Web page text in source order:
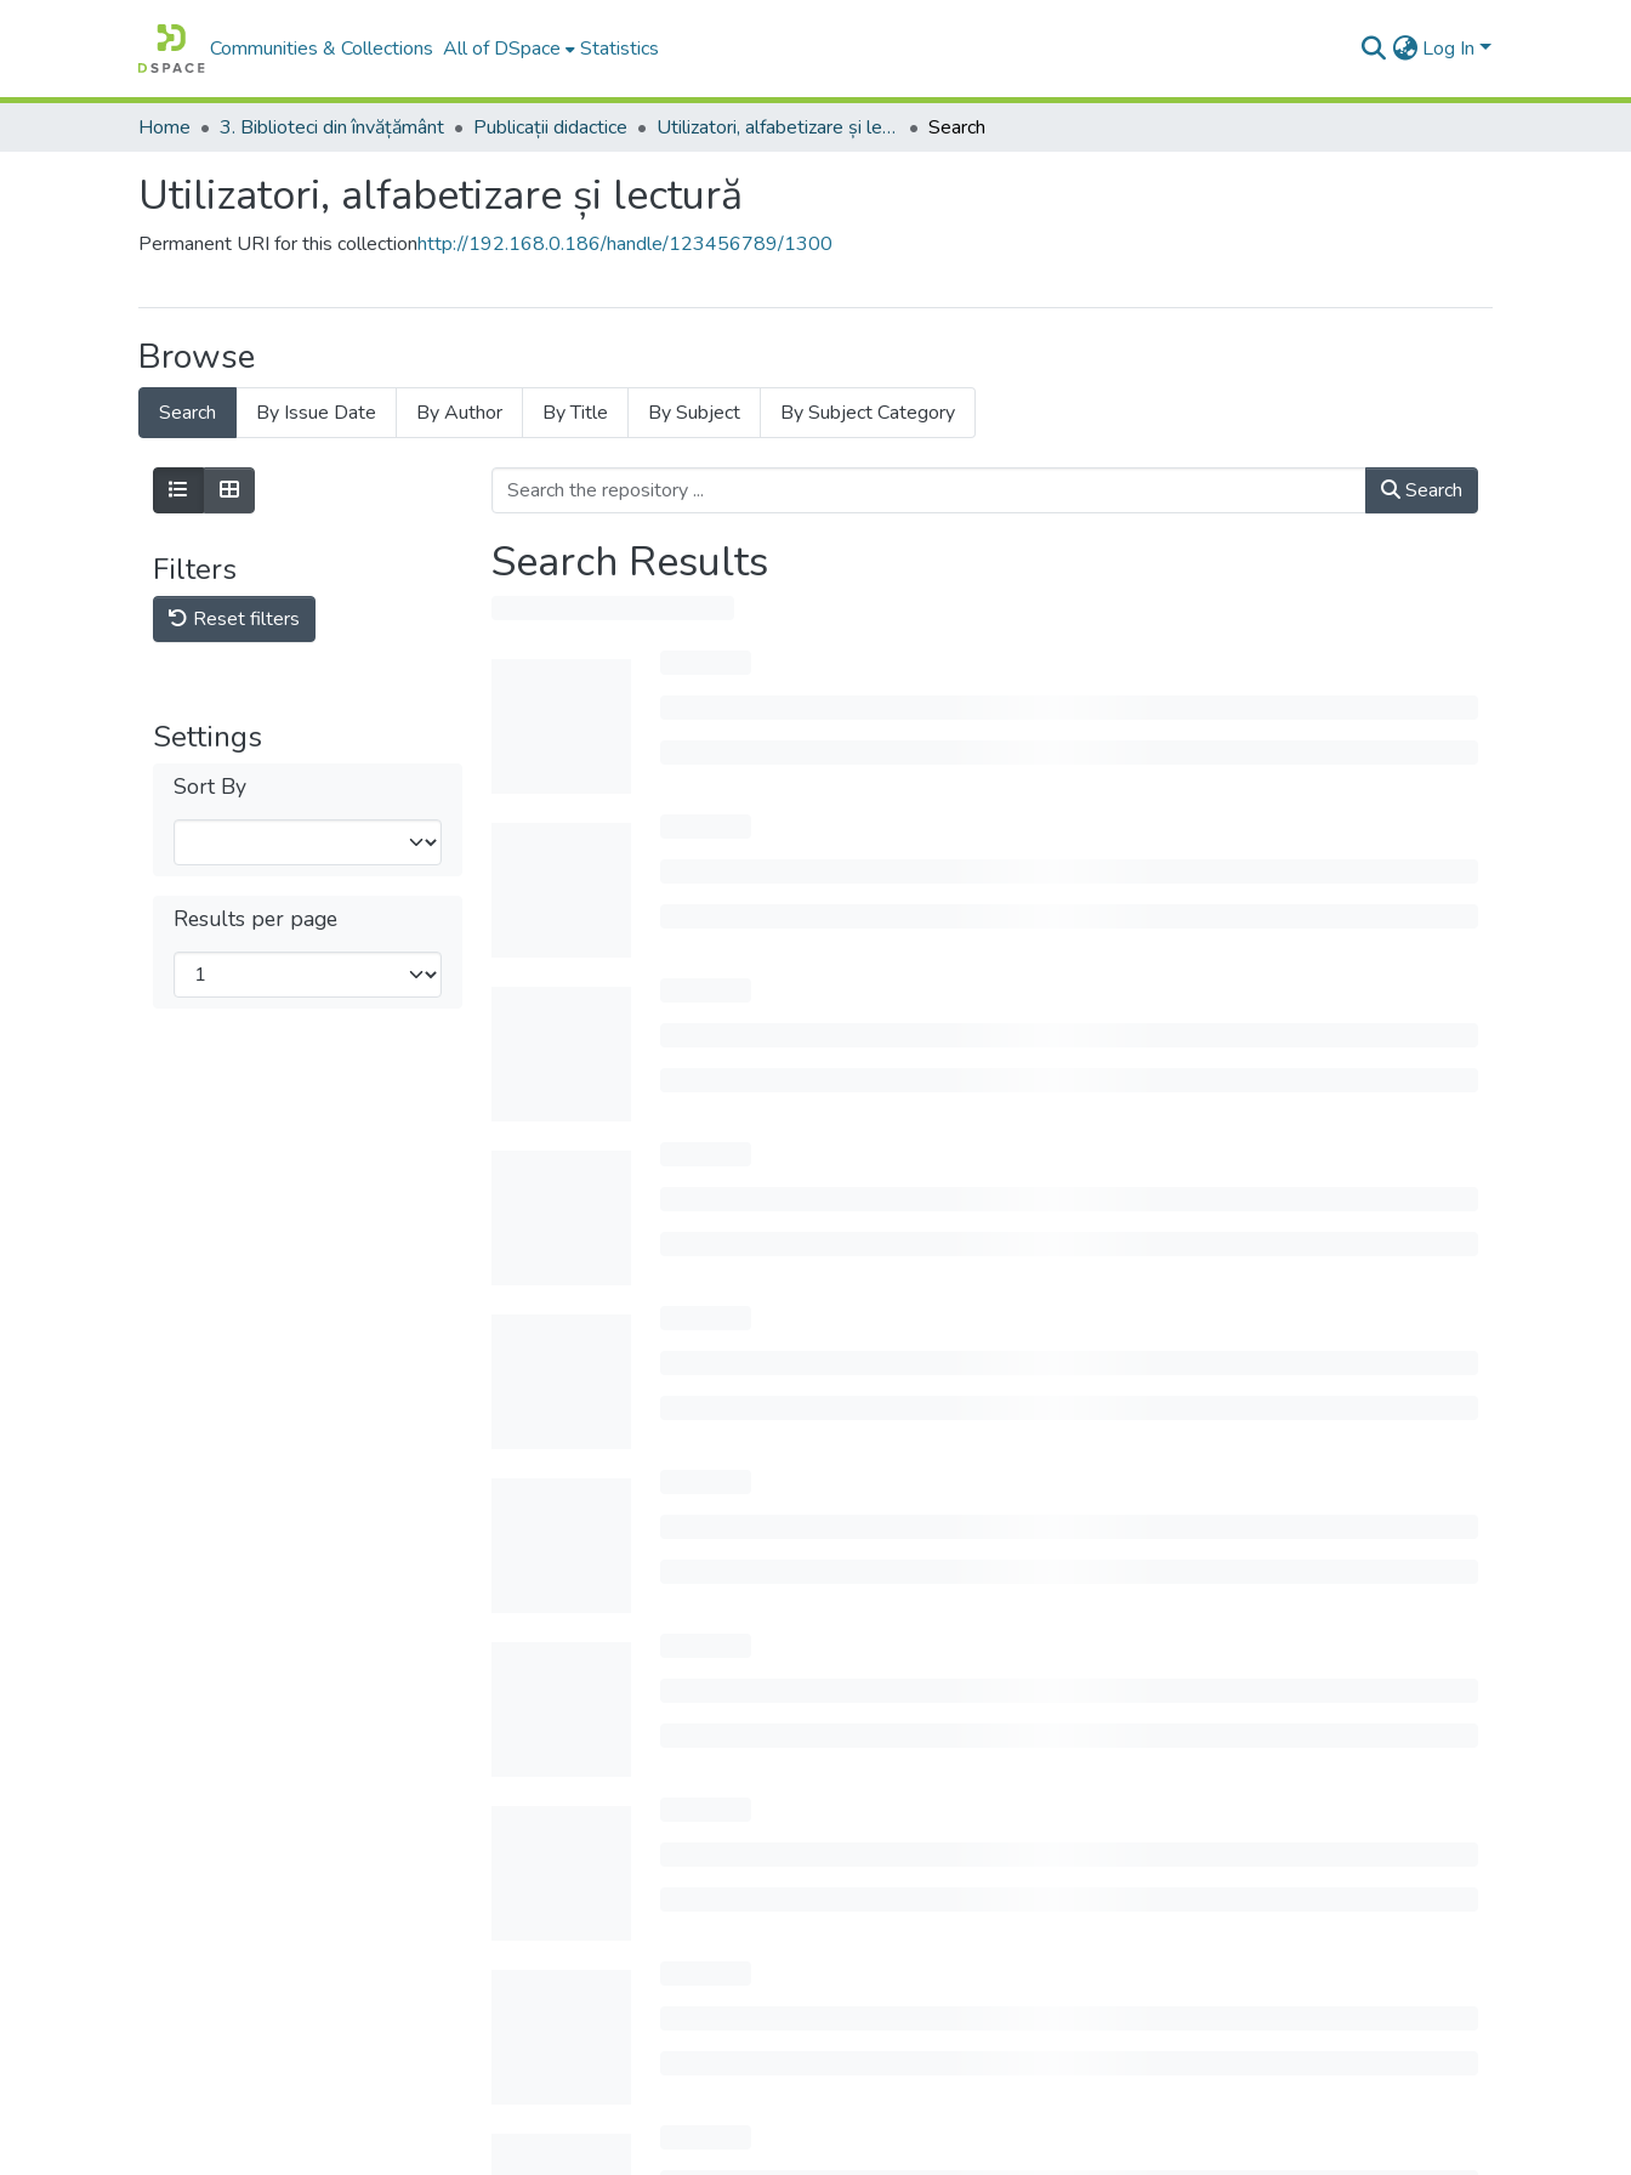
Communities & Collections All of DSpace Statistics Log In
Home 3. Biblioteci din învățământ Publicații didactice Utilizatori, alfabetizare și lectură Search
Utilizatori, alfabetizare și lectură
Permanent URI for this collectionhttp://192.168.0.186/handle/123456789/1300
Browse
Search By Issue Date By Author By Title By Subject By Subject Category
Filters
Reset filters
Settings
Sort By
Results per page
Search
Search Results